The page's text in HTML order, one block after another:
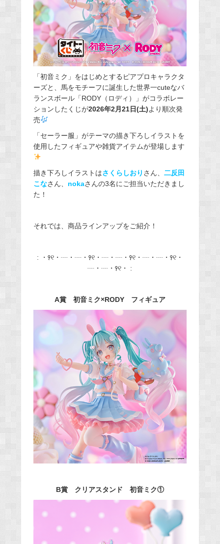
「初音ミク」をはじめとするピアプロキャラクタ
ーズと、馬をモチーフに誕生した世界一cuteなバ
ランスボール「RODY（ロディ）」がコラボレー
ションしたくじが2026年2月21日(土)より順次発
売
「セーラー服」がテーマの描き下ろしイラストを
使用したフィギュアや雑貨アイテムが登場します
描き下ろしイラストはさくらしおり さん、 二反田
こなさん、 nokaさんの3名にご担当いただきまし
た！
それでは、商品ラインアップをご紹介！
: ・꣑୧・┈・┈・꣑୧・┈・┈・꣑୧・┈・┈・꣑୧・
┈・┈・꣑୧・ :
A賞 初音ミク×RODY フィギュア
B賞 クリアスタンド 初音ミク①